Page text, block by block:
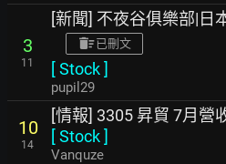
3
11
[新聞] 不夜谷俱樂部|日
已刪文
[Stock]
pupil29
10
14
[情報] 3305 昇貿 7月營
[Stock]
Vanquze